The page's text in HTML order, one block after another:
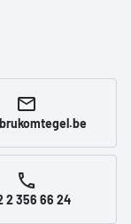
2 356 66 24